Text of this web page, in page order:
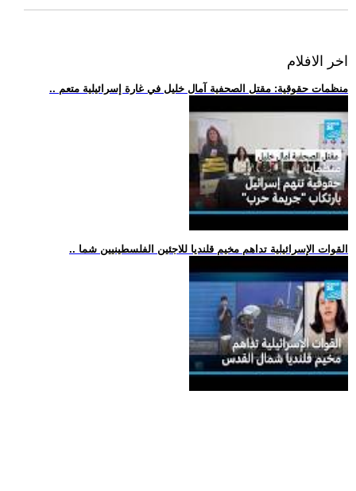
اخر الافلام
.. منظمات حقوقية: مقتل الصحفية آمال خليل في غارة إسرائيلية متعم
.. القوات الإسرائيلية تداهم مخيم قلنديا للاجئين الفلسطينيين شما